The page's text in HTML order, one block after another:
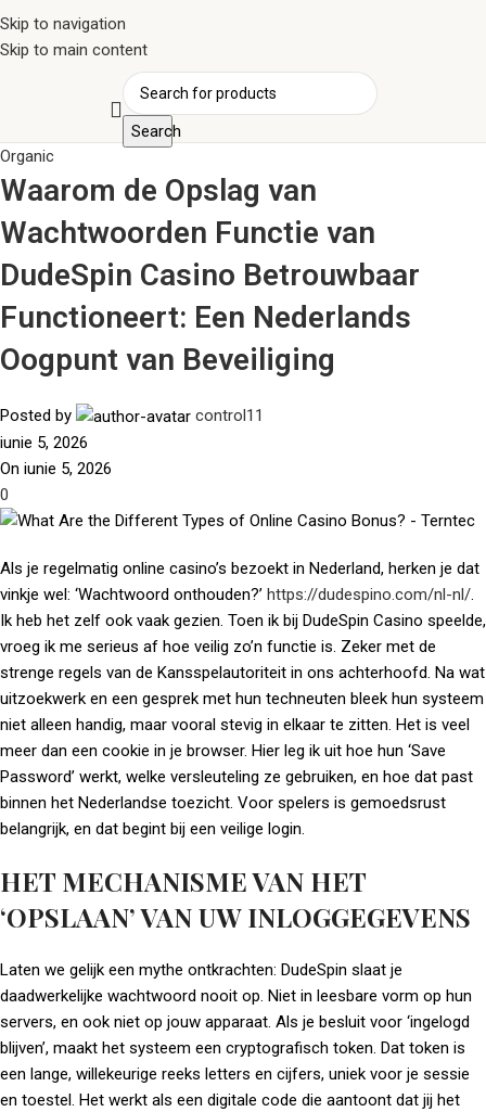
Skip to navigation
Skip to main content
Search
Organic
Waarom de Opslag van
Wachtwoorden Functie van
DudeSpin Casino Betrouwbaar
Functioneert: Een Nederlands
Oogpunt van Beveiliging
Posted by
control11
iunie 5, 2026
On iunie 5, 2026
0
Als je regelmatig online casino’s bezoekt in Nederland, herken je dat
vinkje wel: ‘Wachtwoord onthouden?’ https://dudespino.com/nl-nl/.
Ik heb het zelf ook vaak gezien. Toen ik bij DudeSpin Casino speelde,
vroeg ik me serieus af hoe veilig zo’n functie is. Zeker met de
strenge regels van de Kansspelautoriteit in ons achterhoofd. Na wat
uitzoekwerk en een gesprek met hun techneuten bleek hun systeem
niet alleen handig, maar vooral stevig in elkaar te zitten. Het is veel
meer dan een cookie in je browser. Hier leg ik uit hoe hun ‘Save
Password’ werkt, welke versleuteling ze gebruiken, en hoe dat past
binnen het Nederlandse toezicht. Voor spelers is gemoedsrust
belangrijk, en dat begint bij een veilige login.
HET MECHANISME VAN HET
‘OPSLAAN’ VAN UW INLOGGEGEVENS
Laten we gelijk een mythe ontkrachten: DudeSpin slaat je
daadwerkelijke wachtwoord nooit op. Niet in leesbare vorm op hun
servers, en ook niet op jouw apparaat. Als je besluit voor ‘ingelogd
blijven’, maakt het systeem een cryptografisch token. Dat token is
een lange, willekeurige reeks letters en cijfers, uniek voor je sessie
en toestel. Het werkt als een digitale code die aantoont dat jij het